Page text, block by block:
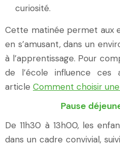
curiosité.
Cette matinée permet aux
en s’amusant, dans un
à l’apprentissage. Pour
de l’école influence ces
article Comment choisir
Pause
De 11h30 à 13h00, les
dans un cadre convivial,